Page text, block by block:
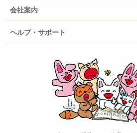
会社案内
ヘルプ・サポート